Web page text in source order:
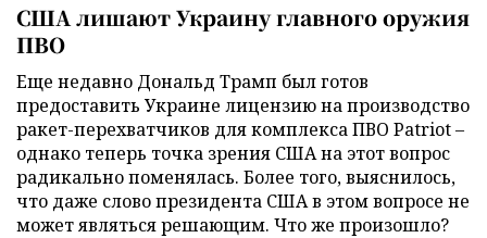
США лишают Украину главного оружия
ПВО
Еще недавно Дональд Трамп был готов
предоставить Украине лицензию на производство
ракет-перехватчиков для комплекса ПВО Patriot –
однако теперь точка зрения США на этот вопрос
радикально поменялась. Более того, выяснилось,
что даже слово президента США в этом вопросе не
может являться решающим. Что же произошло?